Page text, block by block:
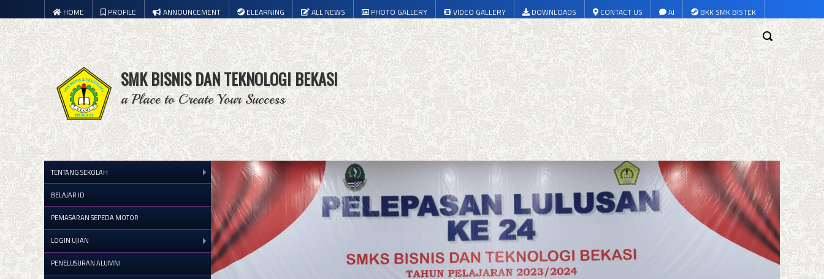
HOME PROFILE ANNOUNCEMENT ELEARNING ALL NEWS PHOTO GALLERY VIDEO GALLERY DOWNLOADS CONTACT US AI BKK SMK BISTEK
SMK BISNIS DAN TEKNOLOGI BEKASI
a Place to Create Your Success
TENTANG SEKOLAH
BELAJAR ID
PEMASARAN SEPEDA MOTOR
LOGIN UJIAN
PENELUSURAN ALUMNI